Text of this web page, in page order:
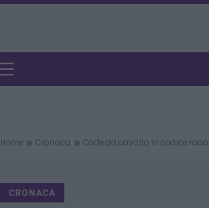
Home » Cronaca » Cade da cavallo, in codice
CRONACA